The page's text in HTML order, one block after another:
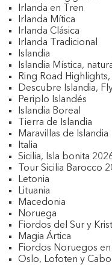
Irlanda en Tren
Irlanda Mítica
Irlanda Clásica
Irlanda Tradicional
Islandia
Islandia Mística,
Ring Road
Descubre Islandia,
Periplo Islandés
Islandia Boreal
Tierra de Islandia
Maravillas de Islandia
Italia
Sicilia, Isla bonita
Tour Sicilia Barocco
Letonia
Lituania
Macedonia
Noruega
Fiordos del Sur y
Magia Ártica
Fiordos Noruegos
Oslo, Lofoten y